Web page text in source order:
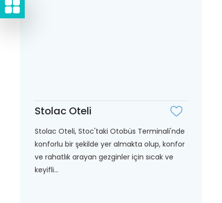
Stolac Oteli
Stolac Oteli, Stoc'taki Otobüs Terminali'nde
konforlu bir şekilde yer almakta olup, konfor
ve rahatlık arayan gezginler için sıcak ve
keyifli...